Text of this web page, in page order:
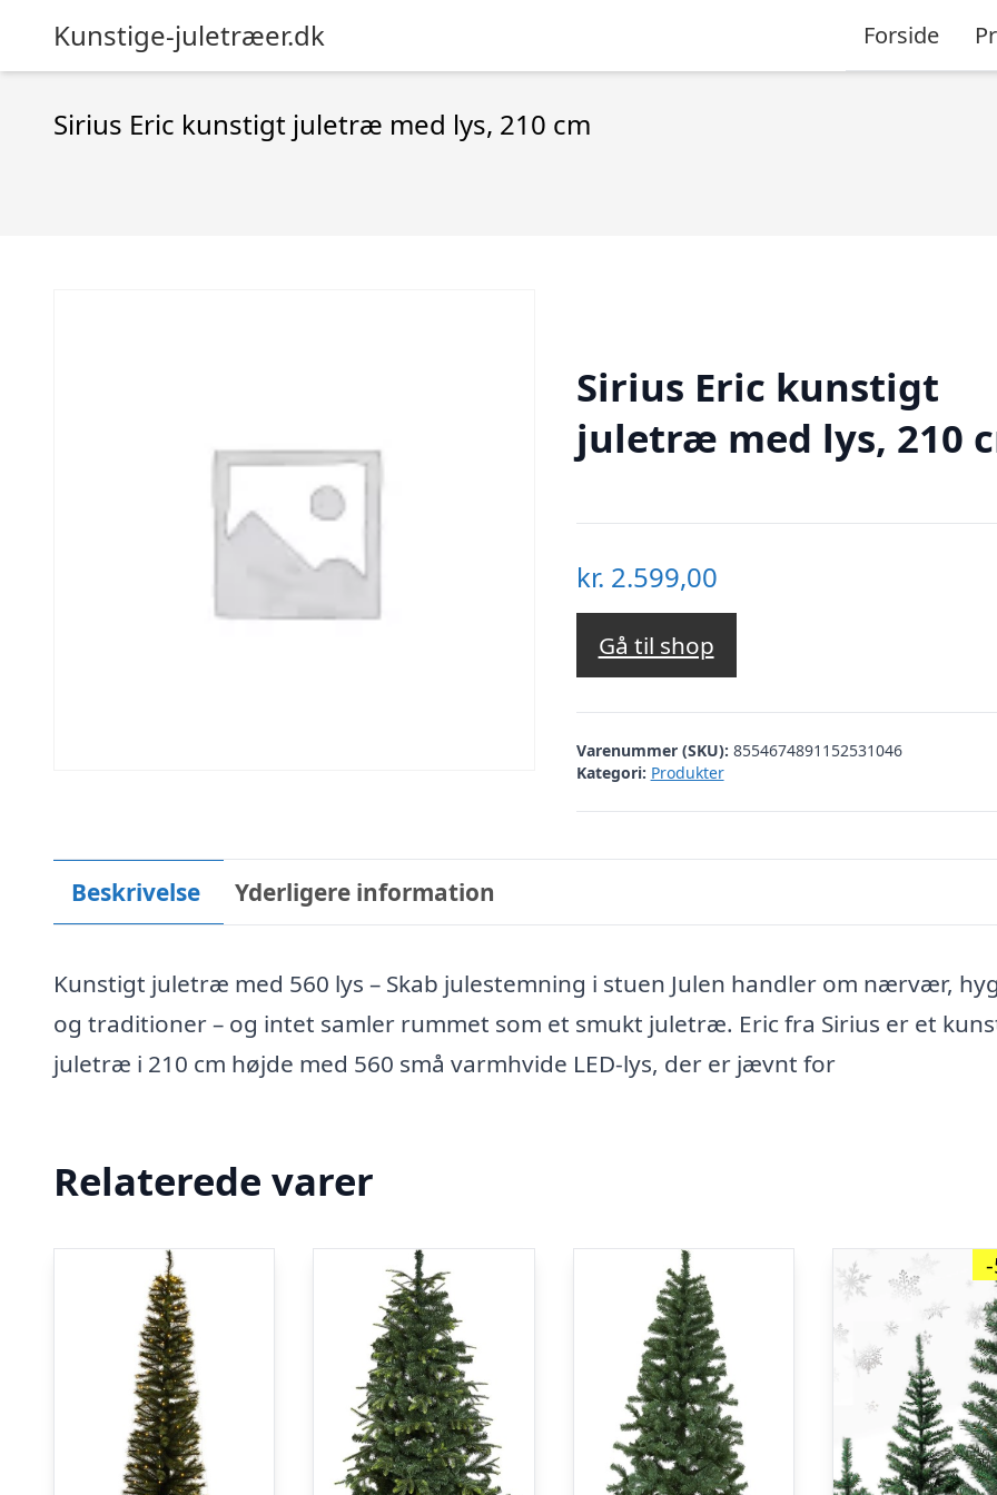
Kunstige-juletræer.dk Forside
Sirius Eric kunstigt juletræ med lys, 210 cm
Sirius Eric kunstigt
juletræ med lys, 210
kr. 2.599,00
Gå til shop
Varenummer (SKU): 8554674891152531046
Kategori: Produkter
Beskrivelse Yderligere information
Kunstigt juletræ med 560 lys – Skab julestemning i stuen Julen handler om nærvær,
og traditioner – og intet samler rummet som et smukt juletræ. Eric fra Sirius er et
juletræ i 210 cm højde med 560 små varmhvide LED-lys, der er jævnt for
Relaterede varer